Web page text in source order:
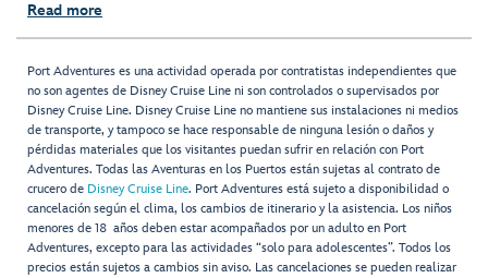
Read more
Port Adventures es una actividad operada por contratistas independientes que
no son agentes de Disney Cruise Line ni son controlados o supervisados por
Disney Cruise Line. Disney Cruise Line no mantiene sus instalaciones ni medios
de transporte, y tampoco se hace responsable de ninguna lesión o daños y
pérdidas materiales que los visitantes puedan sufrir en relación con Port
Adventures. Todas las Aventuras en los Puertos están sujetas al contrato de
crucero de Disney Cruise Line. Port Adventures está sujeto a disponibilidad o
cancelación según el clima, los cambios de itinerario y la asistencia. Los niños
menores de 18 años deben estar acompañados por un adulto en Port
Adventures, excepto para las actividades “solo para adolescentes”. Todos los
precios están sujetos a cambios sin aviso. Las cancelaciones se pueden realizar